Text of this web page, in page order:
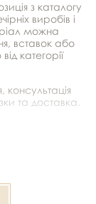
з каталогу
виробів і
можна
вставок або
категорії
консультація
та доставка.
для